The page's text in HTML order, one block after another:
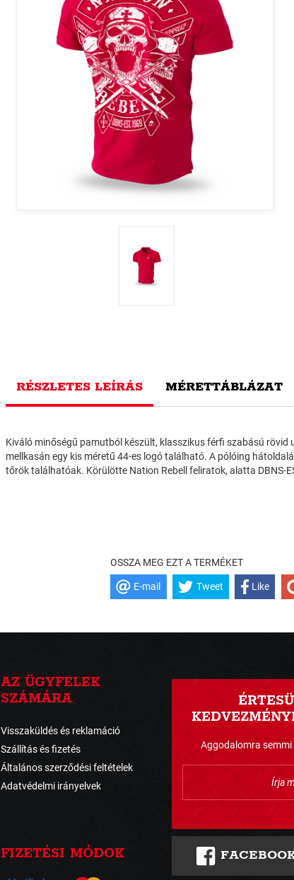
RÉSZLETES LEÍRÁS MÉRETTÁBLÁZAT
Kiváló minőségű pamutból készült, klasszikus férfi szabású rövid
mellkasán egy kis méretű 44-es logó található. A pólóing
tőrök találhatóak. Körülötte Nation Rebell feliratok, alatta DBNS-
OSSZA MEG EZT A TERMÉKET
E-mail Tweet Like
AZ ÜGYFELEK
SZÁMÁRA
Visszaküldés és reklamáció
Szállítás és fizetés
Általános szerződési feltételek
Adatvédelmi irányelvek
FIZETÉSI MÓDOK
Aggodalomra